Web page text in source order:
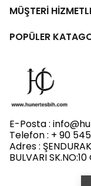
MÜŞTERİ
POPÜLER
E-Posta :
Telefon : + 90
Adres :
BULVARI